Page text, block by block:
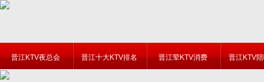
晋江KTV夜总会 晋江十大KTV排名 晋江荤KTV消费 晋江KTV